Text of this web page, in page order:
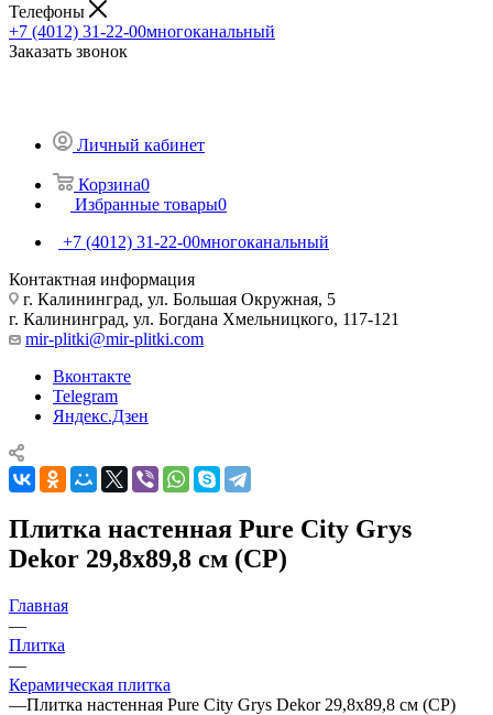
Телефоны
+7 (4012) 31-22-00многоканальный
Заказать звонок
Личный кабинет
Корзина0
Избранные товары0
+7 (4012) 31-22-00многоканальный
Контактная информация
г. Калининград, ул. Большая Окружная, 5
г. Калининград, ул. Богдана Хмельницкого, 117-121
mir-plitki@mir-plitki.com
Вконтакте
Telegram
Яндекс.Дзен
Плитка настенная Pure City Grys
Dekor 29,8x89,8 см (CP)
Главная
—
Плитка
—
Керамическая плитка
—Плитка настенная Pure City Grys Dekor 29,8x89,8 см (CP)